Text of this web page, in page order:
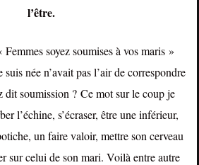
l’être.
soyez soumises à vos maris »
née n’avait pas l’air de correspondre
dit soumission ? Ce mot sur le coup je
l’échine, s’écraser, être une inférieur,
un faire valoir, mettre son cerveau
sur celui de son mari. Voilà entre autre